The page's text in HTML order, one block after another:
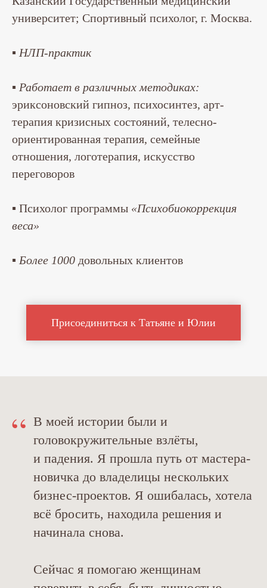
университет; Спортивный психолог, г. Москва.
▪ НЛП-практик
▪ Работает в различных методиках:
эриксоновский гипноз, психосинтез, арт-
терапия кризисных состояний, телесно-
ориентированная терапия, семейные
отношения, логотерапия, искусство
переговоров
▪ Психолог программы «Психобиокоррекция
веса»
▪ Более 1000 довольных клиентов
Присоединиться к Татьяне и Юлии
“ В моей истории были и
головокружительные взлёты,
и падения. Я прошла путь от мастера-
новичка до владелицы нескольких
бизнес-проектов. Я ошибалась, хотела
всё бросить, находила решения и
начинала снова.
Сейчас я помогаю женщинам